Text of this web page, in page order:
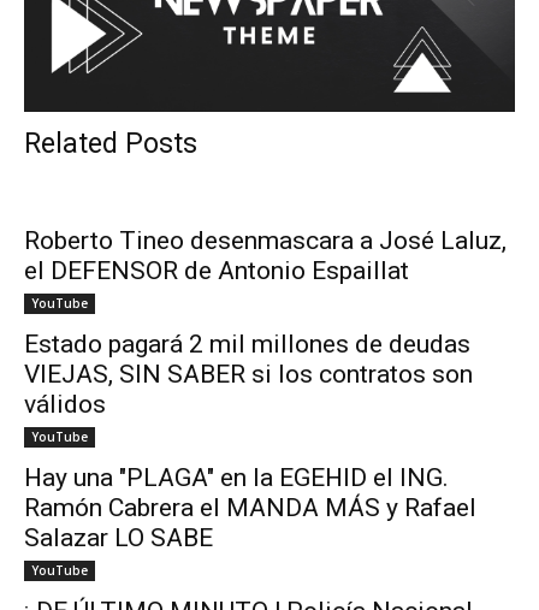
Related Posts
Roberto Tineo desenmascara a José Laluz,
el DEFENSOR de Antonio Espaillat
YouTube
Estado pagará 2 mil millones de deudas
VIEJAS, SIN SABER si los contratos son
válidos
YouTube
Hay una "PLAGA" en la EGEHID el ING.
Ramón Cabrera el MANDA MÁS y Rafael
Salazar LO SABE
YouTube